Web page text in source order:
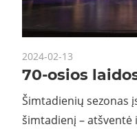
2024-02-13
70-osios
Šimtadienių sezonas
šimtadienį – atšventė